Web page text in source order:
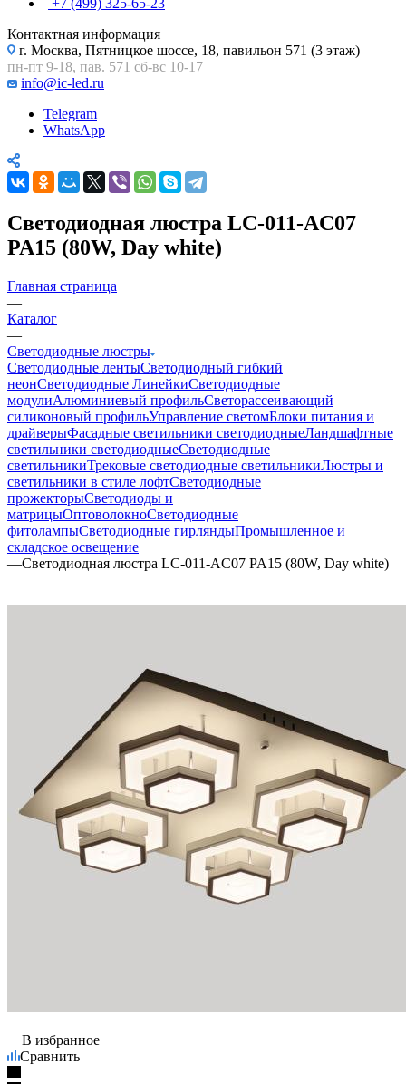
+7 (499) 325-65-23
Контактная информация
г. Москва, Пятницкое шоссе, 18, павильон 571 (3 этаж)
пн-пт 9-18, пав. 571 сб-вс 10-17
info@ic-led.ru
Telegram
WhatsApp
Светодиодная люстра LC-011-AC07
PA15 (80W, Day white)
Главная страница
—
Каталог
—
Светодиодные люстры
Светодиодные лентыСветодиодный гибкий
неонСветодиодные ЛинейкиСветодиодные
модулиАлюминиевый профильСветорассеивающий
силиконовый профильУправление светомБлоки питания и
драйверыФасадные светильники светодиодныеЛандшафтные
светильники светодиодныеСветодиодные
светильникиТрековые светодиодные светильникиЛюстры и
светильники в стиле лофтСветодиодные
прожекторыСветодиоды и
матрицыОптоволокноСветодиодные
фитолампыСветодиодные гирляндыПромышленное и
складское освещение
—Светодиодная люстра LC-011-AC07 PA15 (80W, Day white)
В избранное
Сравнить